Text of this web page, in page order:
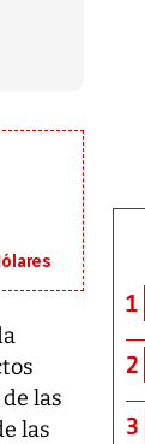
las
las
1
2
3